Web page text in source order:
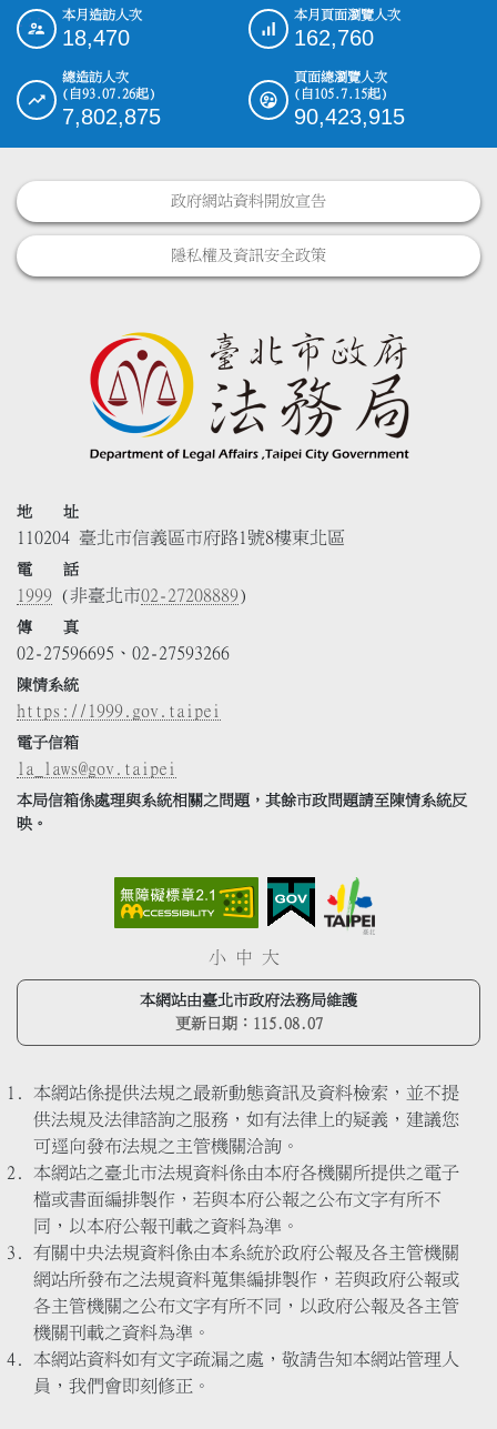
::: 本月造訪人次
18,470
本月頁面瀏覽人次
162,760
總造訪人次
(自93.07.26起)
7,802,875
頁面總瀏覽人次
(自105.7.15起)
90,423,915
政府網站資料開放宣告
隱私權及資訊安全政策
地 址
110204 臺北市信義區市府路1號8樓東北區
電 話
1999 (非臺北市02-27208889)
傳 真
02-27596695、02-27593266
陳情系統
https://1999.gov.taipei
電子信箱
la_laws@gov.taipei
本局信箱係處理與系統相關之問題，其餘市政問題請至陳情系統反
映。
小 中 大
本網站由臺北市政府法務局維護
更新日期： 115.08.07
本網站係提供法規之最新動態資訊及資料檢索，並不提
供法規及法律諮詢之服務，如有法律上的疑義，建議您
可逕向發布法規之主管機關洽詢。
本網站之臺北市法規資料係由本府各機關所提供之電子
檔或書面編排製作，若與本府公報之公布文字有所不
同，以本府公報刊載之資料為準。
有關中央法規資料係由本系統於政府公報及各主管機關
網站所發布之法規資料蒐集編排製作，若與政府公報或
各主管機關之公布文字有所不同，以政府公報及各主管
機關刊載之資料為準。
本網站資料如有文字疏漏之處，敬請告知本網站管理人
員，我們會即刻修正。